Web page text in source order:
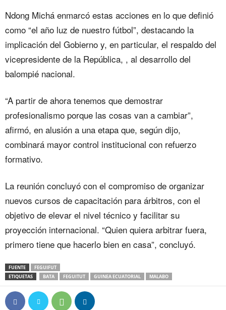
Ndong Michá enmarcó estas acciones en lo que definió
como “el año luz de nuestro fútbol”, destacando la
implicación del Gobierno y, en particular, el respaldo del
vicepresidente de la República, , al desarrollo del
balompié nacional.
“A partir de ahora tenemos que demostrar
profesionalismo porque las cosas van a cambiar”,
afirmó, en alusión a una etapa que, según dijo,
combinará mayor control institucional con refuerzo
formativo.
La reunión concluyó con el compromiso de organizar
nuevos cursos de capacitación para árbitros, con el
objetivo de elevar el nivel técnico y facilitar su
proyección internacional. “Quien quiera arbitrar fuera,
primero tiene que hacerlo bien en casa”, concluyó.
FUENTE
FEGUIFUT
ETIQUETAS
BATA FEGUITUT GUINEA ECUATORIAL MALABO